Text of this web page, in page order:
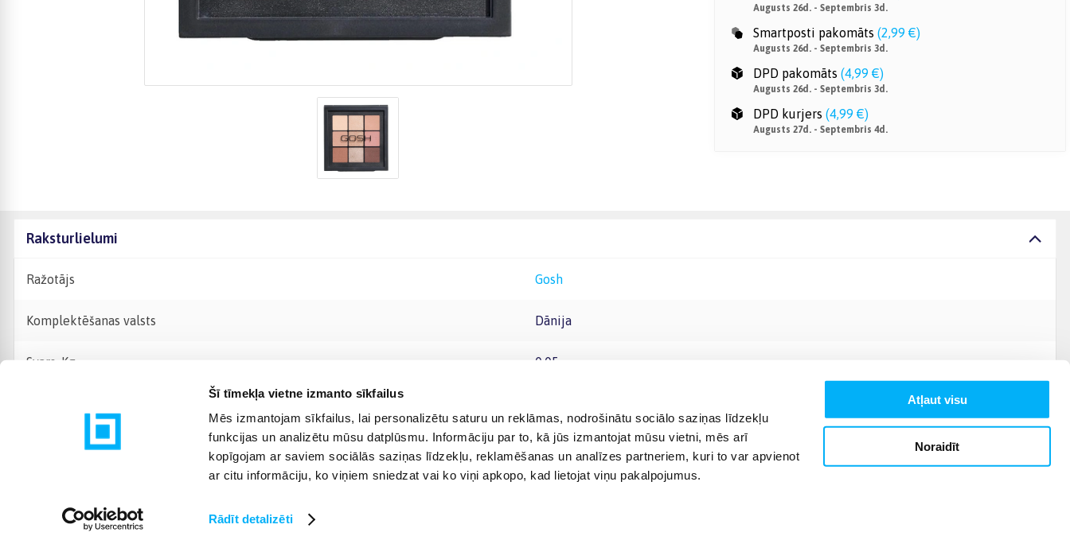
Šī tīmekļa vietne izmanto sīkfailus
Mēs izmantojam sīkfailus, lai personalizētu saturu un reklāmas, nodrošinātu sociālo saziņas līdzekļu
funkcijas un analizētu mūsu datplūsmu. Informāciju par to, kā jūs izmantojat mūsu vietni, mēs arī
kopīgojam ar saviem sociālās saziņas līdzekļu, reklamēšanas un analīzes partneriem, kuri to var apvienot
ar citu informāciju, ko viņiem sniedzat vai ko viņi apkopo, kad lietojat viņu pakalpojumus.
Rādīt detalizēti
Atļaut visu
Noraidīt
Augusts 26d. - Septembris 3d.
Smartposti pakomāts (2,99 €)
Augusts 26d. - Septembris 3d.
DPD pakomāts (4,99 €)
Augusts 26d. - Septembris 3d.
DPD kurjers (4,99 €)
Augusts 27d. - Septembris 4d.
Raksturlielumi
Ražotājs Gosh
Komplektēšanas valsts Dānija
Svars, Kg 0.05